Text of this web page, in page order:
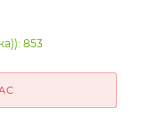
853